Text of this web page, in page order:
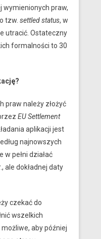
wymienionych praw,
tzw. settled status, w
utracić. Ostateczny
formalności to 30
praw należy złożyć
EU Settlement
aplikacji jest
najnowszych
pełni działać
ale dokładnej daty
czekać do
wszelkich
aby później